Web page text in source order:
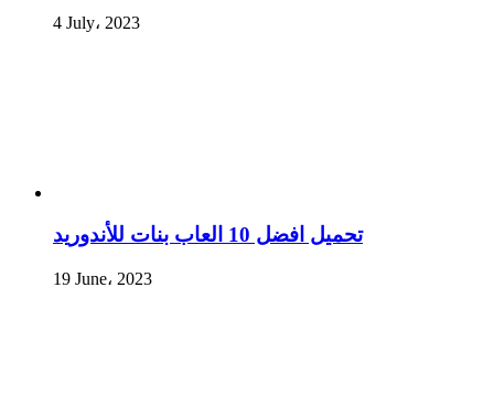
4 July، 2023
تحميل افضل 10 العاب بنات للأندوريد
19 June، 2023